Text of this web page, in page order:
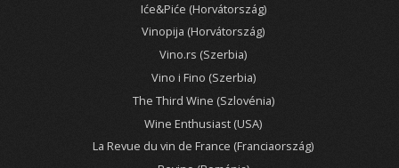
Iće&Piće (Horvátország)
Vinopija (Horvátország)
Vino.rs (Szerbia)
Vino i Fino (Szerbia)
The Third Wine (Szlovénia)
Wine Enthusiast (USA)
La Revue du vin de France (Franciaország)